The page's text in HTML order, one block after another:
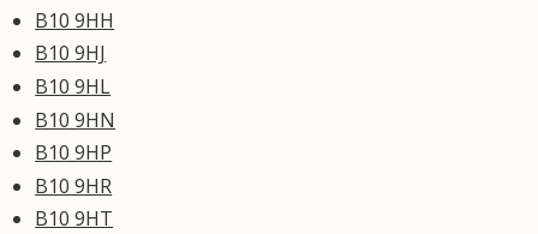
B10 9HH
B10 9HJ
B10 9HL
B10 9HN
B10 9HP
B10 9HR
B10 9HT